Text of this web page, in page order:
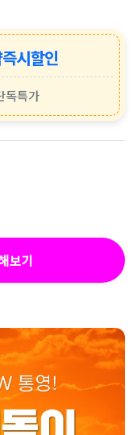
시할인
독특가
보기